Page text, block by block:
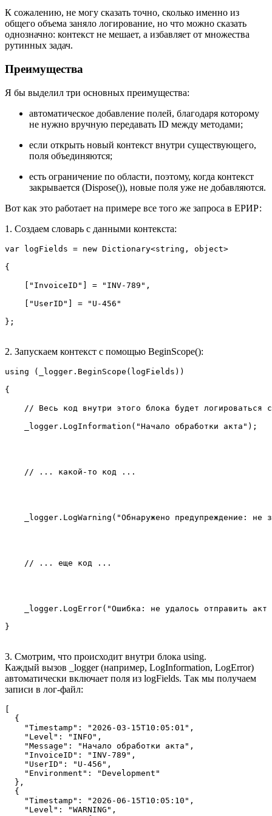
К сожалению, не могу сказать точно, сколько именно из
общего объема заняло логирование, но что можно сказать
однозначно: контекст не мешает, а избавляет от множества
рутинных задач.
Преимущества
Я бы выделил три основных преимущества:
автоматическое добавление полей, благодаря которому
не нужно вручную передавать ID между методами;
если открыть новый контекст внутри существующего,
поля объединяются;
есть ограничение по области, поэтому, когда контекст
закрывается (Dispose()), новые поля уже не добавляются.
Вот как это работает на примере все того же запроса в ЕРИР:
1. Создаем словарь с данными контекста:
var logFields = new Dictionary<string, object>
{
["InvoiceID"] = "INV-789",
["UserID"] = "U-456"
};
2. Запускаем контекст с помощью BeginScope():
using (_logger.BeginScope(logFields))
{
// Весь код внутри этого блока будет логироваться
_logger.LogInformation("Начало обработки акта");
// ... какой‑то код ...
_logger.LogWarning("Обнаружено предупреждение: не
// ... еще код ...
_logger.LogError("Ошибка: не удалось отправить
}
3. Смотрим, что происходит внутри блока using.
Каждый вызов _logger (например, LogInformation, LogError)
автоматически включает поля из logFields. Так мы получаем
записи в лог-файл:
  {
    "Timestamp": "2026-03-15T10:05:01",
    "Level": "INFO",
    "Message": "Начало обработки акта",
    "InvoiceID": "INV-789",
    "UserID": "U-456",
    "Environment": "Development"
  },
  {
    "Timestamp": "2026-06-15T10:05:10",
    "Level": "WARNING",